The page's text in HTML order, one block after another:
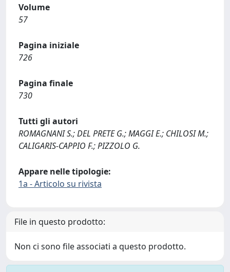
Volume
57
Pagina iniziale
726
Pagina finale
730
Tutti gli autori
ROMAGNANI S.; DEL PRETE G.; MAGGI E.; CHILOSI M.;
CALIGARIS-CAPPIO F.; PIZZOLO G.
Appare nelle tipologie:
1a - Articolo su rivista
File in questo prodotto:
Non ci sono file associati a questo prodotto.